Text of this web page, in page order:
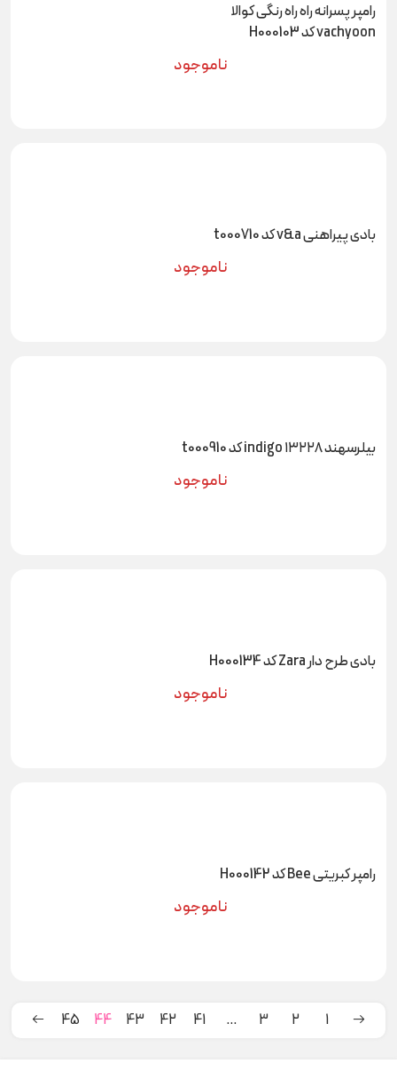
رامپر پسرانه راه راه رنگی کوالا
vachyoon کد H000103
ناموجود
بادی پیراهنی v&a کد t000710
ناموجود
بیلرسهند ۱۳۲۲۸ indigo کد t000910
ناموجود
بادی طرح دار Zara کد H000134
ناموجود
رامپر کبریتی Bee کد H000142
ناموجود
1
2
3
…
41
42
43
44
45